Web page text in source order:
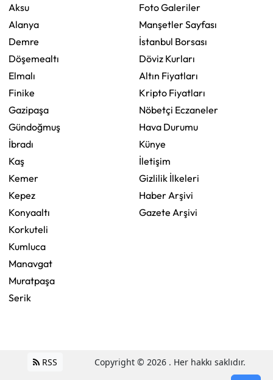
Aksu
Alanya
Demre
Döşemealtı
Elmalı
Finike
Gazipaşa
Gündoğmuş
İbradı
Kaş
Kemer
Kepez
Konyaaltı
Korkuteli
Kumluca
Manavgat
Muratpaşa
Serik
Foto Galeriler
Manşetler Sayfası
İstanbul Borsası
Döviz Kurları
Altın Fiyatları
Kripto Fiyatları
Nöbetçi Eczaneler
Hava Durumu
Künye
İletişim
Gizlilik İlkeleri
Haber Arşivi
Gazete Arşivi
RSS Copyright © 2026 . Her hakkı saklıdır.